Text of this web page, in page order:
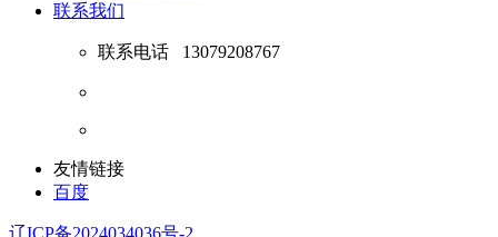
联系我们
联系电话 13079208767
友情链接
百度